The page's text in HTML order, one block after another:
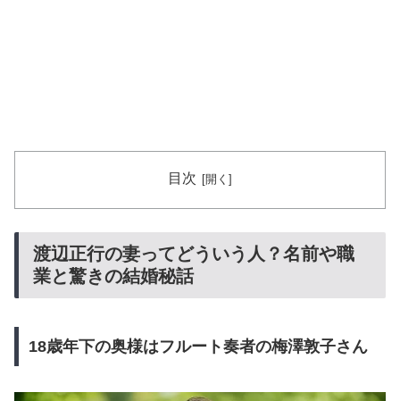
目次
渡辺正行の妻ってどういう人？名前や職
業と驚きの結婚秘話
18歳年下の奥様はフルート奏者の梅澤敦子さん